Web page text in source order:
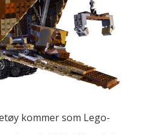
kommer som Lego-